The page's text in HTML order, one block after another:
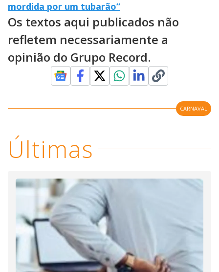
mordida por um tubarão”
Os textos aqui publicados não
refletem necessariamente a
opinião do Grupo Record.
CARNAVAL
Últimas